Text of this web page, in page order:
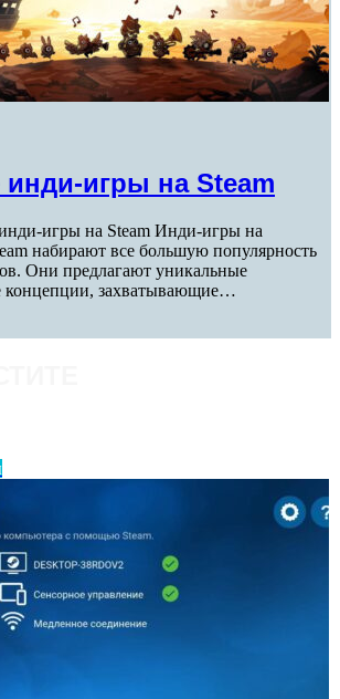
игры на Steam
игры на Steam Инди-игры на
набирают все большую популярность
Они предлагают уникальные
концепции, захватывающие…